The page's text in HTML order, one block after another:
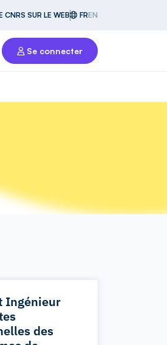
CNRS SUR LE WEB FREN
Se connecter
Ingénieur
des